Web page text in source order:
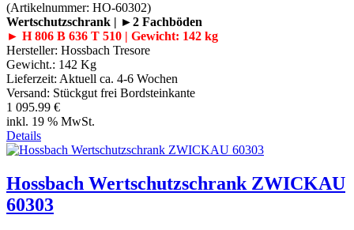
(Artikelnummer: HO-60302)
Wertschutzschrank | ►2 Fachböden
► H 806 B 636 T 510 | Gewicht: 142 kg
Hersteller: Hossbach Tresore
Gewicht.: 142 Kg
Lieferzeit: Aktuell ca. 4-6 Wochen
Versand: Stückgut frei Bordsteinkante
1 095.99 €
inkl. 19 % MwSt.
Details
Hossbach Wertschutzschrank ZWICKAU
60303